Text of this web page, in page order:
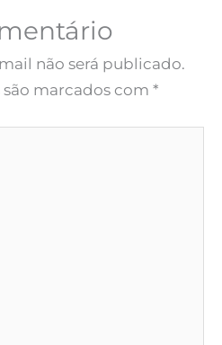
não será publicado.
marcados com *